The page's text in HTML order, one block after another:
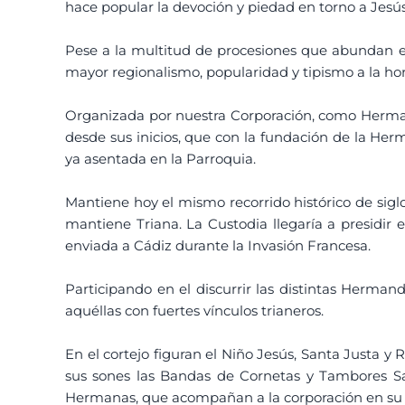
hace popular la devoción y piedad en torno a
Pese a la multitud de procesiones que abundan
mayor regionalismo, popularidad y tipismo a la
Organizada por nuestra Corporación, como
desde sus inicios, que con la fundación de la
ya asentada en la Parroquia.
Mantiene hoy el mismo recorrido histórico de
mantiene Triana. La Custodia llegaría a presidir
enviada a Cádiz durante la Invasión Francesa.
Participando en el discurrir las distintas
aquéllas con fuertes vínculos trianeros.
En el cortejo figuran el Niño Jesús, Santa Justa y
sus sones las Bandas de Cornetas y Tambores
Hermanas, que acompañan a la corporación en